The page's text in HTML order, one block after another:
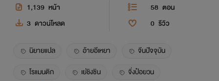
1,139 หน้า 58 ตอน
3 ดาวน์โหลด 0 รีวิว
นิยายแปล อ้ายอีเหยา
จีนปัจจุบัน
โรแมนติก
เย่ชิงซิน
จิ่งป๋อยวน